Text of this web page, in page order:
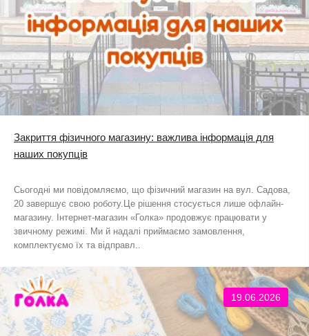
Закриття фізичного магазину: важлива інформація для
наших покупців
Сьогодні ми повідомляємо, що фізичний магазин на вул. Садова,
20 завершує свою роботу.Це рішення стосується лише офлайн-
магазину. Інтернет-магазин «Голка» продовжує працювати у
звичному режимі. Ми й надалі приймаємо замовлення,
комплектуємо їх та відправл..
19.06.2026